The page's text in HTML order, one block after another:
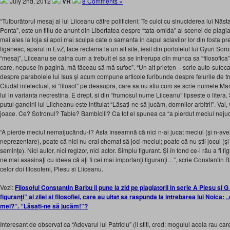
“Tulburătorul mesaj al lui Liiceanu către politicieni: Te culci cu sinuciderea lui
Ponta”, este un titlu de anunt din Libertatea despre “tata-omida” al scenei de
mai ales la loja si apoi mai scuipa cate o samanta in capul sclavilor lor din fosta
tiganesc, aparut in EvZ, face reclama la un alt site, iesit din portofelul lui Gyuri
“mesaj”, Liiceanu se caina cum a trebuit el sa se intrerupa din munca sa
care, nepuse în pagină, mă făceau să mă sufoc”. “Un alt prieten – scrie auto-
despre parabolele lui Isus și acum compune articole furibunde despre felurile de
Ciudat intelectual, si “filosof” pe deasupra, care sa nu stiu cum se scrie numele
lui in varianta necrestina. E drept, si din “frumosul nume Liiceanu” lipseste o
putul gandirii lui Liicheanu este intitulat “Lăsați-ne să jucăm, domnilor arbitri!”.
joace. Ce? Sotronul? Table? Bambicili? Ca tot el spunea ca “a pierdut meciul
“A pierde meciul nemaijucându-l? Asta înseamnă că nici n-ai jucat meciul (şi n-
neprezentare), poate că nici nu erai chemat să joci meciul; poate că nu ştii jocul
seminţe). Nici autor, nici regizor, nici actor. Simplu figurant. Şi în fond ce-i rău a fi
ne mai asasinaţi cu ideea că aţi fi cei mai importanţi figuranţi…”, scrie Constantin
celor doi filosofeni, Plesu si Liiceanu.
Vezi: Filosoful Constantin Barbu ii pune la zid pe plagiatorii in serie A Plesu si
figuranţi” ai zilei si filosofiei, care au uitat sa raspunda la intrebarea lui Noica:
mei?“. “Lăsați-ne să jucăm!”?
Interesant de observat ca “Adevarul lui Patriciu” (il stiti, cred: mogulul acela rau